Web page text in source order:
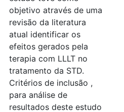
objetivo através de uma
revisão da literatura
atual identificar os
efeitos gerados pela
terapia com LLLT no
tratamento da STD.
Critérios de inclusão ,
para análise de
resultados deste estudo